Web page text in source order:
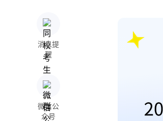
消息提
醒
微信公
众号